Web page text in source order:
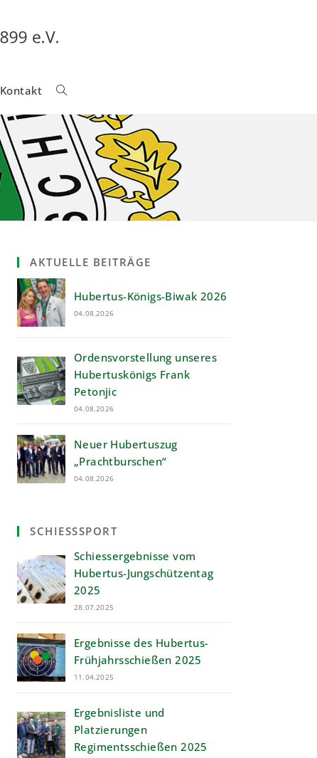
Kontakt Website-
Suche
Umschalten
AKTUELLE BEITRÄGE
Hubertus-Königs-Biwak 2026
04.08.2026
Ordensvorstellung unseres
Hubertuskönigs Frank
Petonjic
04.08.2026
Neuer Hubertuszug
„Prachtburschen“
04.08.2026
SCHIESSSPORT
Schiessergebnisse vom
Hubertus-Jungschützentag
2025
28.07.2025
Ergebnisse des Hubertus-
Frühjahrsschießen 2025
11.04.2025
Ergebnisliste und
Platzierungen
Regimentsschießen 2025